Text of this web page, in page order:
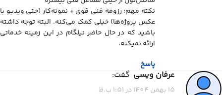
نکته مهم: رزومه فنی قوی + نمونه‌کار (حتی ویدیو یا
عکس پروژه‌ها) خیلی کمک می‌کنه. البته توجه داشته
باشید که در حال حاضر نیلگام در این زمینه خدماتی
ارائه نمیکنه.
پاسخ
عرفان ویسی گفت:
15 بهمن 1404 در 1:51 ب.ظ